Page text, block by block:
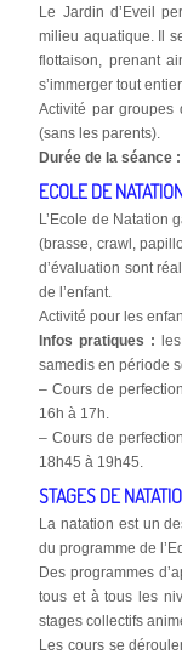
Le Jardin d’Eveil
milieu aquatique. Il
flottaison, prenant
s’immerger tout
Activité par
(sans les parents).
Durée de la séance :
ECOLE DE
L’Ecole de Natation
(brasse, crawl,
d’évaluation sont
de l’enfant.
Activité pour les
Infos pratiques :
samedis en période
– Cours de
16h à 17h.
– Cours de
18h45 à 19h45.
STAGES DE
La natation est un
du programme de
Des programmes
tous et à tous les
stages collectifs
Les cours se